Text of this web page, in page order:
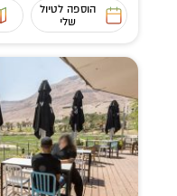
הוספה לטיול
שלי